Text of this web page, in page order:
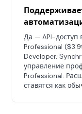
Да — API-доступ
Professional
Developer.
управление
Professional.
ставятся как